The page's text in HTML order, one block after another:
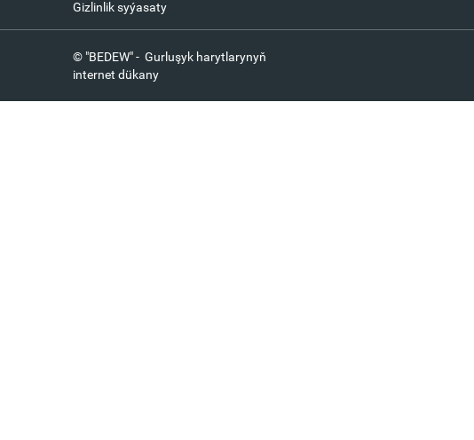
Gizlinlik syýasaty
© "BEDEW" - Gurluşyk harytlarynyň
internet dükany